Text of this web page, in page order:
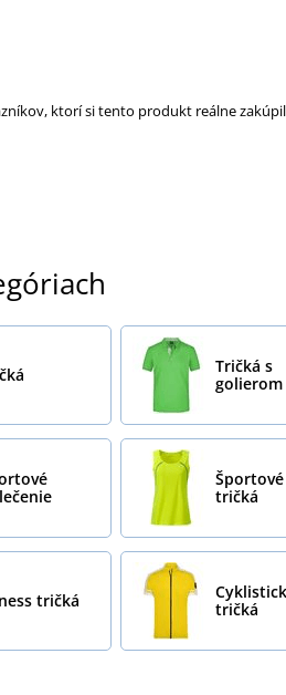
ktorí si tento produkt reálne
Tričká s
golierom
Športové
tričká
tričká
tričká